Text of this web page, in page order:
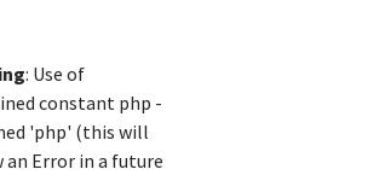
: Use of
constant php -
'php' (this will
an Error in a future